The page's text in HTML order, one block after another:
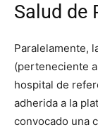
Salud de
Paralelamente,
(perteneciente
hospital de
adherida a la
convocado una